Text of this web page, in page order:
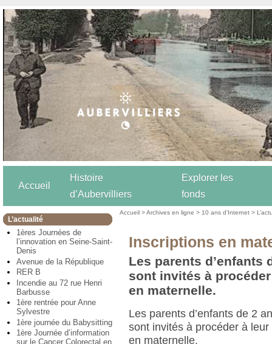
Accueil
Histoire
d’Aubervilliers
Explorer les
fonds
L’actualité
1ères Journées de
l’innovation en Seine-Saint-
Denis
Avenue de la République
RER B
Incendie au 72 rue Henri
Barbusse
1ère rentrée pour Anne
Sylvestre
1ère journée du Babysitting
1ère Journée d’information
sur le Cancer Colorectal en
Accueil >Archives en ligne > 10 ans d’Internet >
Inscriptions en
Les parents d’enfants
sont invités à
en maternelle.
Les parents d’enfants de 2
sont invités à procéder à
en maternelle.